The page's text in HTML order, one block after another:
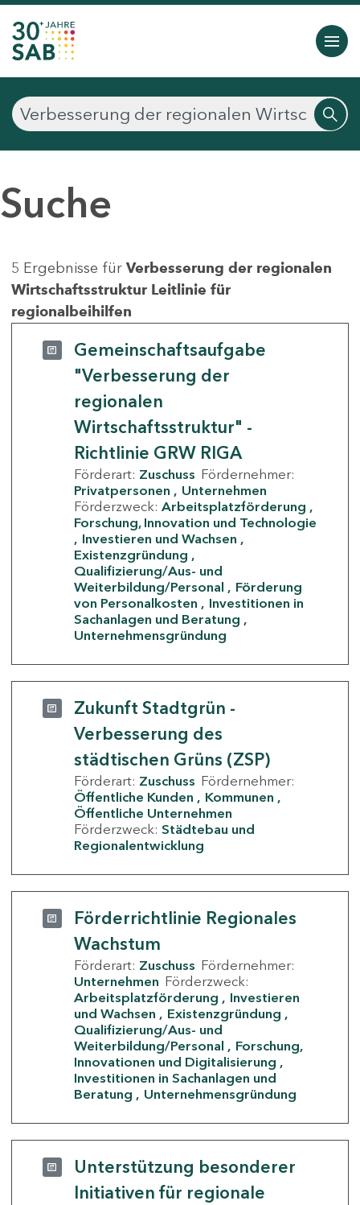
Suche
5 Ergebnisse für Verbesserung der regionalen
Wirtschaftsstruktur Leitlinie für
regionalbeihilfen
Gemeinschaftsaufgabe
"Verbesserung der
regionalen
Wirtschaftsstruktur" -
Richtlinie GRW RIGA
Förderart: Zuschuss Fördernehmer:
Privatpersonen
Unternehmen
Förderzweck: Arbeitsplatzförderung
Forschung, Innovation und Technologie
Investieren und Wachsen
Existenzgründung
Qualifizierung/Aus- und
Weiterbildung/Personal
Förderung
von Personalkosten
Investitionen in
Sachanlagen und Beratung
Unternehmensgründung
Zukunft Stadtgrün -
Verbesserung des
städtischen Grüns (ZSP)
Förderart: Zuschuss Fördernehmer:
Öffentliche Kunden
Kommunen
Öffentliche Unternehmen
Förderzweck: Städtebau und
Regionalentwicklung
Förderrichtlinie Regionales
Wachstum
Förderart: Zuschuss Fördernehmer:
Unternehmen Förderzweck:
Arbeitsplatzförderung
Investieren
und Wachsen
Existenzgründung
Qualifizierung/Aus- und
Weiterbildung/Personal
Forschung,
Innovationen und Digitalisierung
Investitionen in Sachanlagen und
Beratung
Unternehmensgründung
Unterstützung besonderer
Initiativen für regionale